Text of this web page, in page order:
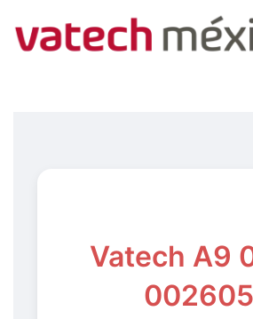
Vatech A9
002605